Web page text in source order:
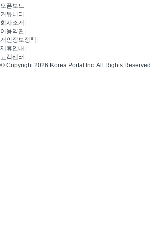
오픈보드
커뮤니티
회사소개
이용약관
개인정보정책
제휴안내
고객센터
© Copyright 2026 Korea Portal Inc. All Rights Reserved.